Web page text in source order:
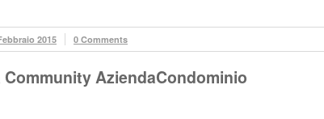
2015 0 Comments
Community AziendaCondominio